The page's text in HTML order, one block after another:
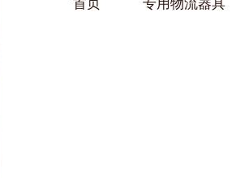
首页 专用物流器具